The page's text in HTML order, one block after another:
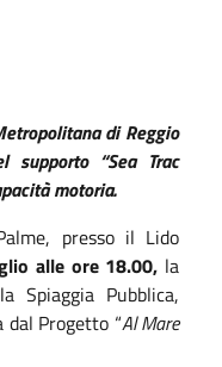
di Reggio
supporto “Sea Trac
motoria.
presso il Lido
alle ore 18.00, la
Spiaggia Pubblica,
dal Progetto “Al Mare